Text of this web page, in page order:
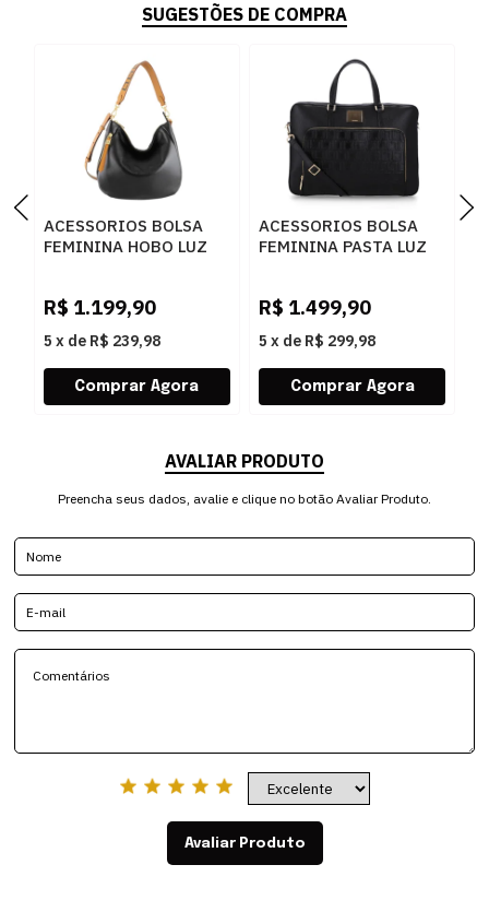
SUGESTÕES DE COMPRA
ACESSORIOS BOLSA
FEMININA HOBO LUZ
R$ 1.199,90
5 x de R$ 239,98
ACESSORIOS BOLSA
FEMININA PASTA LUZ
R$ 1.499,90
5 x de R$ 299,98
AVALIAR PRODUTO
Preencha seus dados, avalie e clique no botão Avaliar Produto.
Avaliar Produto